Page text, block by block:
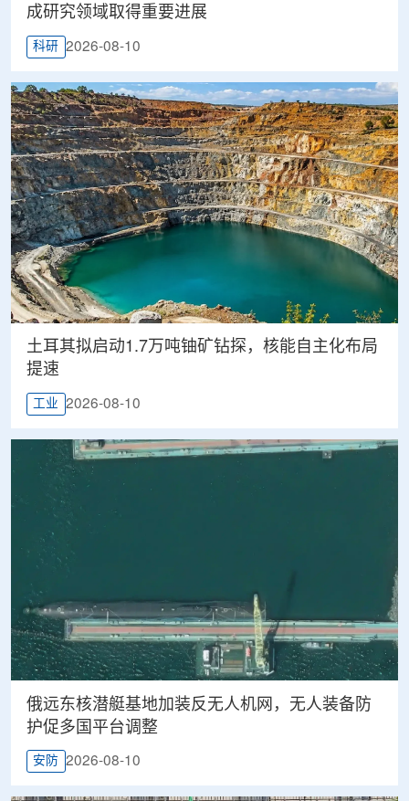
成研究领域取得重要进展
科研 2026-08-10
土耳其拟启动1.7万吨铀矿钻探，核能自主化布局
提速
工业 2026-08-10
俄远东核潜艇基地加装反无人机网，无人装备防
护促多国平台调整
安防 2026-08-10